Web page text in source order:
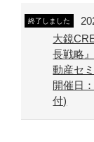
終了しました
大鏡
長戦略
動産セ
開催日
付)